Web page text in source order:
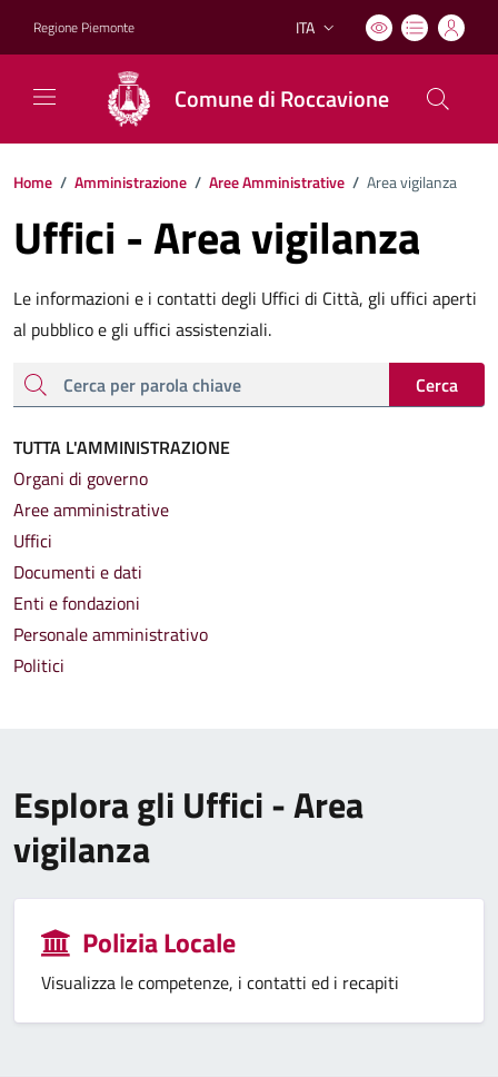
Regione Piemonte Lingua attiva:
ITA
Comune di Roccavione
Home / Amministrazione / Aree Amministrative / Area vigilanza
Uffici - Area vigilanza
Le informazioni e i contatti degli Uffici di Città, gli uffici aperti
al pubblico e gli uffici assistenziali.
cerca
Cerca
TUTTA L'AMMINISTRAZIONE
Organi di governo
Aree amministrative
Uffici
Documenti e dati
Enti e fondazioni
Personale amministrativo
Politici
Esplora gli Uffici - Area
vigilanza
Polizia Locale
Visualizza le competenze, i contatti ed i recapiti